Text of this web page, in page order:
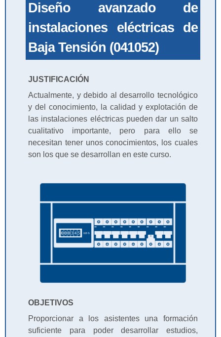
Diseño avanzado de
instalaciones eléctricas de
Baja Tensión (041052)
JUSTIFICACIÓN
Actualmente, y debido al desarrollo tecnológico
y del conocimiento, la calidad y explotación de
las instalaciones eléctricas pueden dar un salto
cualitativo importante, pero para ello se
necesitan tener unos conocimientos, los cuales
son los que se desarrollan en este curso.
OBJETIVOS
Proporcionar a los asistentes una formación
suficiente para poder desarrollar estudios,